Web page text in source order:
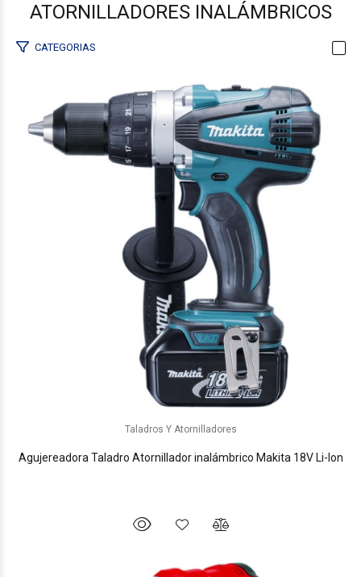
ATORNILLADORES INALÁMBRICOS
CATEGORIAS
Taladros Y Atornilladores
Agujereadora Taladro Atornillador inalámbrico Makita 18V Li-Ion